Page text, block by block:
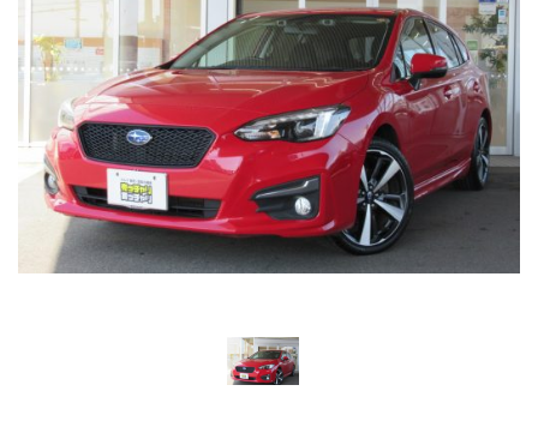
県内最高値買取に挑戦！
今すぐ無料査定依頼！